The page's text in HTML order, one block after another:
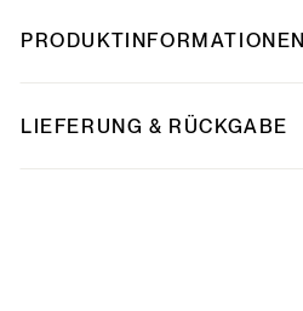
PRODUKTINFORMATIONEN
LIEFERUNG & RÜCKGABE